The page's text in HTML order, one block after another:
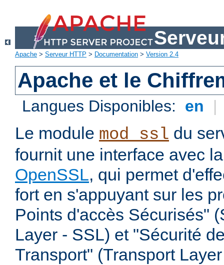
Apache > Serveur HTTP > Documentation > Version 2.4
Apache et le
Langues Disponibles: en |
Le module mod_ssl du
fournit une interface avec
OpenSSL, qui permet
fort en s'appuyant sur les
Points d'accès Sécurisés"
Layer - SSL) et "Sécurité
Transport" (Transport